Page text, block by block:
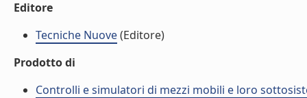
Editore
Tecniche Nuove(Editore)
Prodotto di
Controlli e simulatori di mezzi mobili e loro